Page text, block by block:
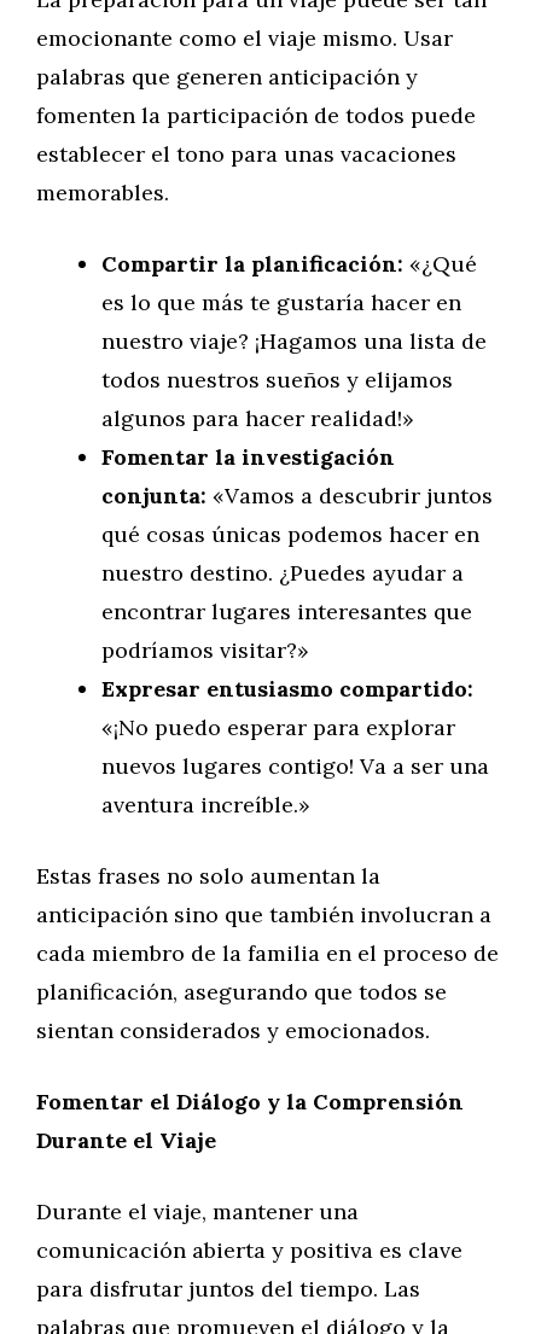
emocionante como el viaje mismo. Usar
palabras que generen anticipación y
fomenten la participación de todos puede
establecer el tono para unas vacaciones
memorables.
Compartir la planificación: «¿Qué
es lo que más te gustaría hacer en
nuestro viaje? ¡Hagamos una lista de
todos nuestros sueños y elijamos
algunos para hacer realidad!»
Fomentar la investigación
conjunta: «Vamos a descubrir juntos
qué cosas únicas podemos hacer en
nuestro destino. ¿Puedes ayudar a
encontrar lugares interesantes que
podríamos visitar?»
Expresar entusiasmo compartido:
«¡No puedo esperar para explorar
nuevos lugares contigo! Va a ser una
aventura increíble.»
Estas frases no solo aumentan la
anticipación sino que también involucran a
cada miembro de la familia en el proceso de
planificación, asegurando que todos se
sientan considerados y emocionados.
Fomentar el Diálogo y la Comprensión
Durante el Viaje
Durante el viaje, mantener una
comunicación abierta y positiva es clave
para disfrutar juntos del tiempo. Las
palabras que promueven el diálogo y la